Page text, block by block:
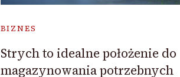
BIZNES
Strych to idealne położenie do
magazynowania potrzebnych